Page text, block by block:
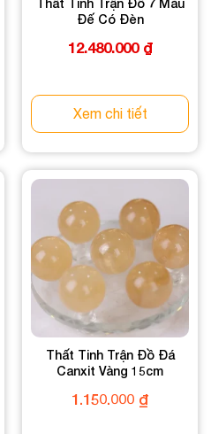
Thất Tinh Trận Đồ 7 Màu
Đế Có Đèn
12.480.000 ₫
Xem chi tiết
Thất Tinh Trận Đồ Đá
Canxit Vàng 15cm
1.150.000 ₫